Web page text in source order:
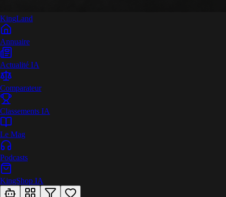
KingLand
Annuaire
Actualité IA
Comparateur
Classements IA
Le Mag
Podcasts
KingShop IA